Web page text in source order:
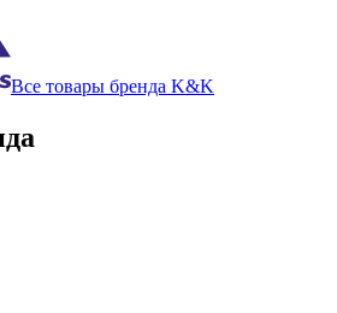
Все товары бренда K&K